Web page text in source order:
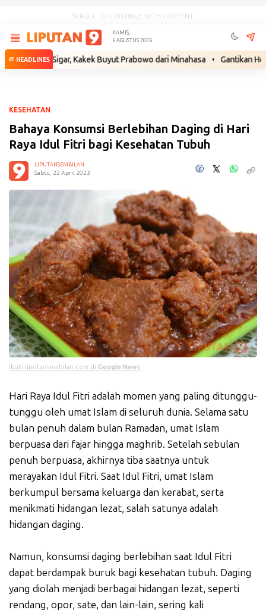
SCROLL TO CONTINUE WITH CONTENT
KAMIS,
6 AGUSTUS 2026
HEADLINES
Sigar, Kakek Buyut Prabowo dari Minahasa • Gantikan Hotman
KESEHATAN
Bahaya Konsumsi Berlebihan Daging di Hari
Raya Idul Fitri bagi Kesehatan Tubuh
LIPUTANSEMBILAN
Sabtu, 22 April 2023
Ikuti liputansembilan.com di Google News
Hari Raya Idul Fitri adalah momen yang paling ditunggu-
tunggu oleh umat Islam di seluruh dunia. Selama satu
bulan penuh dalam bulan Ramadan, umat Islam
berpuasa dari fajar hingga maghrib. Setelah sebulan
penuh berpuasa, akhirnya tiba saatnya untuk
merayakan Idul Fitri. Saat Idul Fitri, umat Islam
berkumpul bersama keluarga dan kerabat, serta
menikmati hidangan lezat, salah satunya adalah
hidangan daging.
Namun, konsumsi daging berlebihan saat Idul Fitri
dapat berdampak buruk bagi kesehatan tubuh. Daging
yang diolah menjadi berbagai hidangan lezat, seperti
rendang, opor, sate, dan lain-lain, sering kali